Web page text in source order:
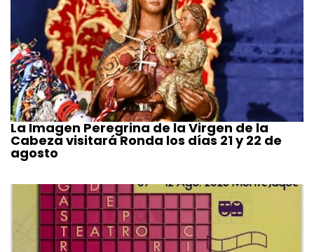
La Imagen Peregrina de la Virgen de la
Cabeza visitará Ronda los días 21 y 22 de
agosto